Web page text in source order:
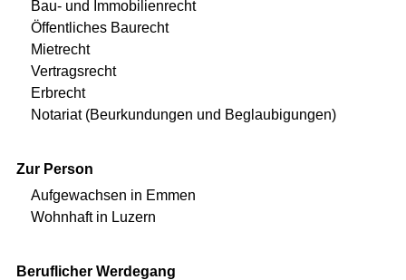
Bau- und Immobilienrecht
Öffentliches Baurecht
Mietrecht
Vertragsrecht
Erbrecht
Notariat (Beurkundungen und Beglaubigungen)
Zur Person
Aufgewachsen in Emmen
Wohnhaft in Luzern
Beruflicher Werdegang